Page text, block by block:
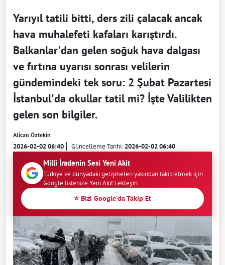
Yarıyıl tatili bitti, ders zili çalacak ancak
hava muhalefeti kafaları karıştırdı.
Balkanlar'dan gelen soğuk hava dalgası
ve fırtına uyarısı sonrası velilerin
gündemindeki tek soru: 2 Şubat Pazartesi
İstanbul'da okullar tatil mi? İşte Valilikten
gelen son bilgiler.
Alican Öztekin
2026-02-02 06:40 Güncelleme Tarihi:2026-02-02 06:40
Milli İradenin Sesi Yeni Akit
Türkiye ve dünyadaki gelişmeleri yakından takip etmek için
Google listenize Yeni Akit'i ekleyin.
⭐ Bizi Google'da Takip Et